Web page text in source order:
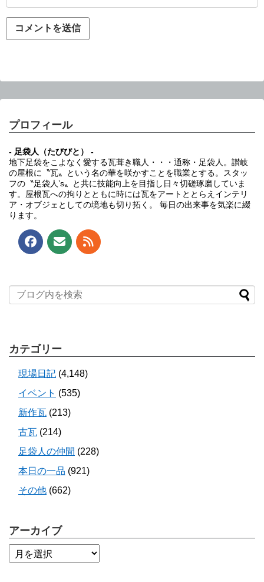
プロフィール
- 足袋人（たびびと） -
地下足袋をこよなく愛する瓦葺き職人・・・通称・足袋人。讃岐
の屋根に〝瓦〟という名の華を咲かすことを職業とする。スタッ
フの〝足袋人’s〟と共に技能向上を目指し日々切磋琢磨していま
す。屋根瓦への拘りとともに時には瓦をアートととらえインテリ
ア・オブジェとしての境地も切り拓く。 毎日の出来事を気楽に綴
ります。
カテゴリー
現場日記 (4,148)
イベント (535)
新作瓦 (213)
古瓦 (214)
足袋人の仲間 (228)
本日の一品 (921)
その他 (662)
アーカイブ